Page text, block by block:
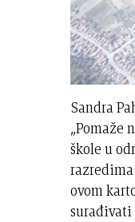
Sandra
„Pomaže
škole u
ovom
surađivati